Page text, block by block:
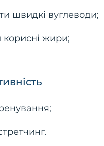
швидкі вуглеводи;
жири;